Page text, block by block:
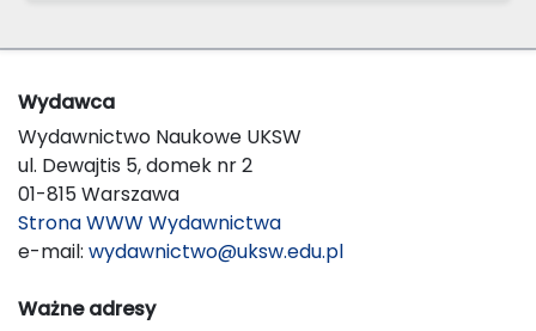
Wydawca
Wydawnictwo Naukowe UKSW
ul. Dewajtis 5, domek nr 2
01-815 Warszawa
Strona WWW Wydawnictwa
e-mail: wydawnictwo@uksw.edu.pl
Ważne adresy